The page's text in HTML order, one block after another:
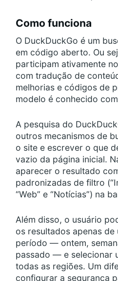
Como funciona
O DuckDuckGo é um
em código aberto. Ou
participam ativamente
com tradução de
melhorias e códigos de
modelo é conhecido
A pesquisa do
outros mecanismos de
o site e escrever o que
vazio da página inicial.
aparecer o resultado
padronizadas de filtro
“Web” e “Notícias”) na
Além disso, o usuário
os resultados apenas de
período — ontem,
passado — e selecionar
todas as regiões. Um
configurar a segurança